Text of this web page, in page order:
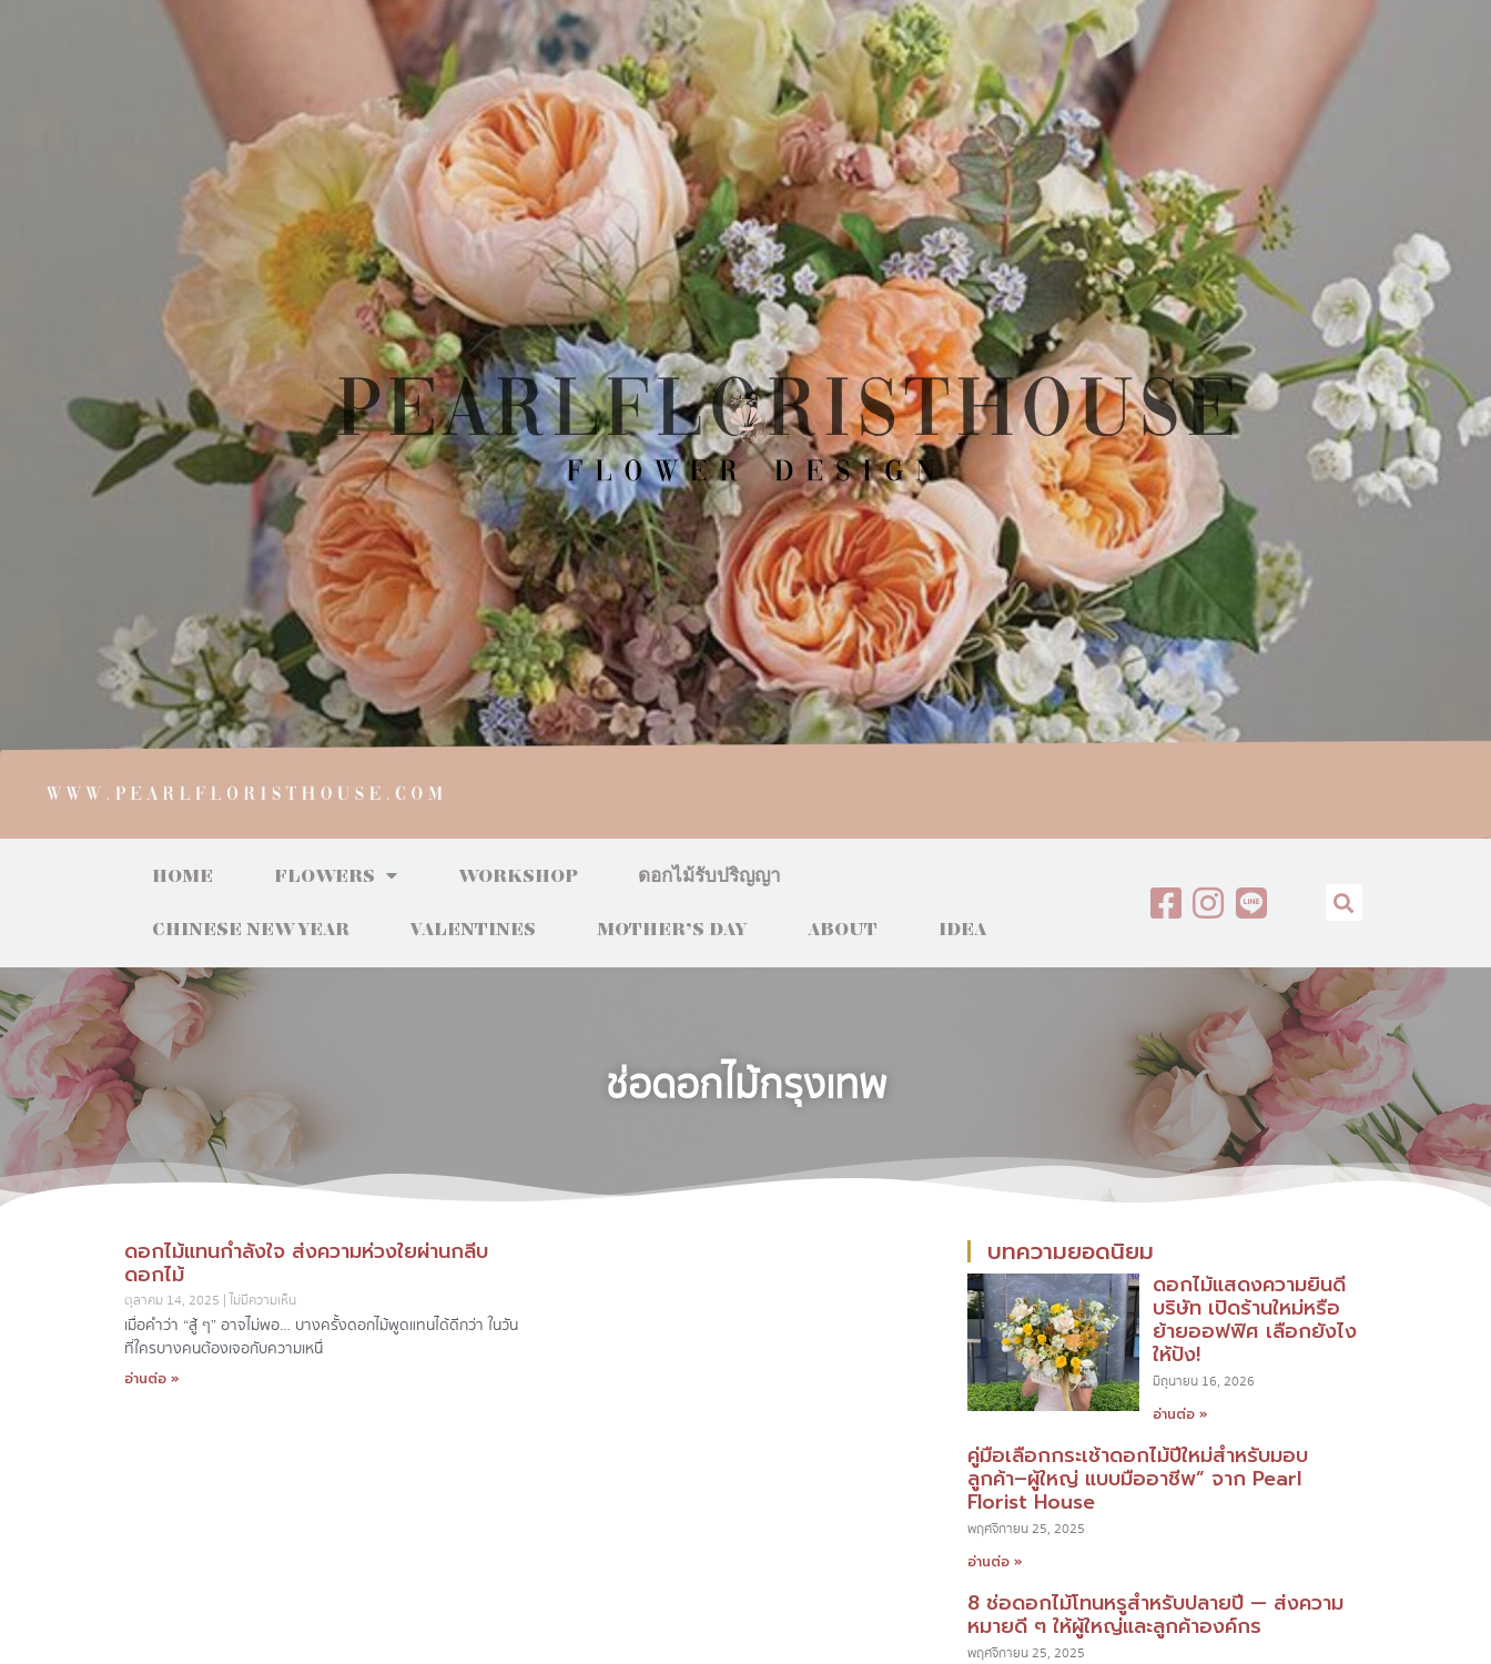
HOME FLOWERS WORKSHOP ดอกไม้รับปริญญา
CHINESE NEW YEAR VALENTINES MOTHER’S DAY ABOUT IDEA
ช่อดอกไม้กรุงเทพ
ดอกไม้แทนกำลังใจ ส่งความห่วงใยผ่านกลีบ
ดอกไม้
ตุลาคม 14, 2025 ไม่มีความเห็น
เมื่อคำว่า “สู้ ๆ” อาจไม่พอ… บางครั้งดอกไม้พูดแทนได้ดีกว่า ในวัน
ที่ใครบางคนต้องเจอกับความเหนื่
อ่านต่อ »
บทความยอดนิยม
ดอกไม้แสดงความยินดี
บริษัท เปิดร้านใหม่หรือ
ย้ายออฟฟิศ เลือกยังไง
ให้ปัง!
มิถุนายน 16, 2026
อ่านต่อ »
คู่มือเลือกกระเช้าดอกไม้ปีใหม่สำหรับมอบ
ลูกค้า–ผู้ใหญ่ แบบมืออาชีพ” จาก Pearl
Florist House
พฤศจิกายน 25, 2025
อ่านต่อ »
8 ช่อดอกไม้โทนหรูสำหรับปลายปี — ส่งความ
หมายดี ๆ ให้ผู้ใหญ่และลูกค้าองค์กร
พฤศจิกายน 25, 2025